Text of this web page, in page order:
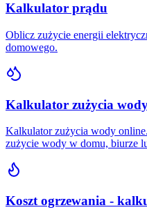
Kalkulator prądu
Oblicz zużycie energii
domowego.
Kalkulator zużycia
Kalkulator zużycia wody
zużycie wody w domu, biurze
Koszt ogrzewania -